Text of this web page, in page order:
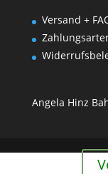
Versand +
Angela Hinz